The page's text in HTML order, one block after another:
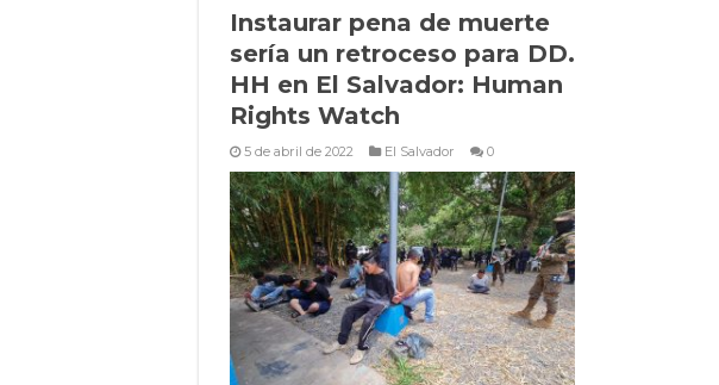
Instaurar pena de muerte
sería un retroceso para DD.
HH en El Salvador: Human
Rights Watch
5 de abril de 2022 El Salvador 0